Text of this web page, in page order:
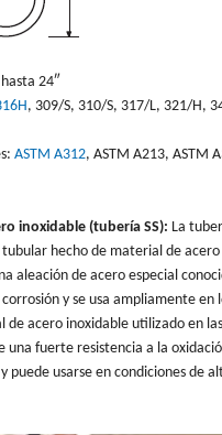
24″
, 309/S, 310/S, 317/L, 321/H,
ASTM A312, ASTM A213, ASTM
inoxidable (tubería SS): La
hecho de material de
aleación de acero especial
y se usa ampliamente en
de acero inoxidable utilizado en
una fuerte resistencia a la
puede usarse en condiciones de